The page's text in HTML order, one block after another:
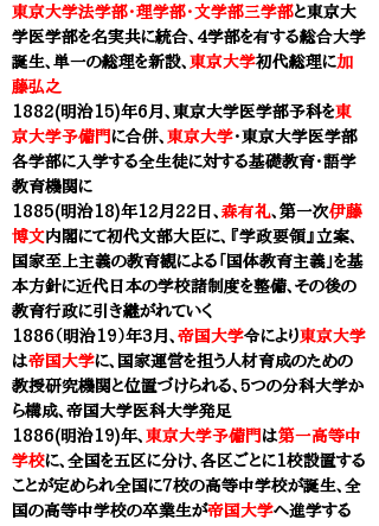
東京大学法学部・理学部・文学部三学部と東京大
学医学部を名実共に統合、4学部を有する総合大学
誕生、単一の総理を新設、 東京大学初代総理に加
藤弘之
1882(明治15)年6月、 東京大学医学部予科を東
京大学予備門 に合併、 東京大学・東京大学医学部
各学部に入学する全生徒に対する基礎教育・語学
教育機関に
1885(明治18)年12月22日、 森有礼、第一次伊藤
博文内閣にて初代文部大臣に、『学政要領』立案、
国家至上主義の教育観による 「国体教育主義」を基
本方針に近代日本の学校諸制度を整備、その後の
教育行政に引き継がれていく
1886（明治19）年3月、 帝国大学令により東京大学
は帝国大学に、 国家運営を担う人材育成のための
教授研究機関と位置づけられる、5つの分科大学か
ら構成、帝国大学医科大学発足
1886(明治19)年、 東京大学予備門 は第一高等中
学校に、全国を五区に分け、各区ごとに1校設置する
ことが定められ全国に7校の高等中学校が誕生、全
国の高等中学校の卒業生が帝国大学へ進学する